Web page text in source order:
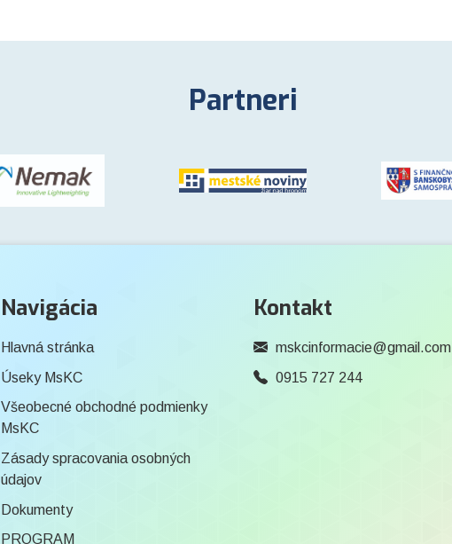
Partneri
Navigácia
Hlavná stránka
Úseky MsKC
Všeobecné obchodné podmienky
MsKC
Zásady spracovania osobných
údajov
Dokumenty
PROGRAM
Kontakt
mskcinformacie@gmail.com
0915 727 244